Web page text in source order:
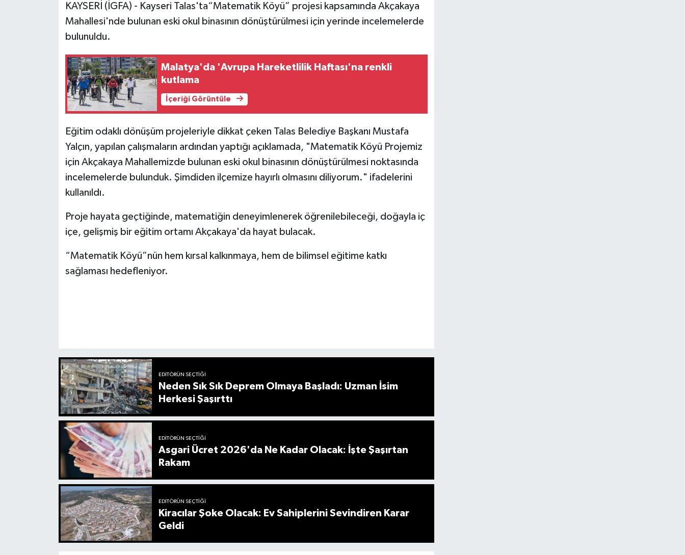
KAYSERİ (İGFA) - Kayseri Talas'ta“Matematik Köyü” projesi kapsamında Akçakaya
Mahallesi'nde bulunan eski okul binasının dönüştürülmesi için yerinde incelemelerde
bulunuldu.
Malatya'da 'Avrupa Hareketlilik Haftası'na renkli
kutlama
İçeriği Görüntüle
Eğitim odaklı dönüşüm projeleriyle dikkat çeken Talas Belediye Başkanı Mustafa
Yalçın, yapılan çalışmaların ardından yaptığı açıklamada, "Matematik Köyü Projemiz
için Akçakaya Mahallemizde bulunan eski okul binasının dönüştürülmesi noktasında
incelemelerde bulunduk. Şimdiden ilçemize hayırlı olmasını diliyorum." ifadelerini
kullanıldı.
Proje hayata geçtiğinde, matematiğin deneyimlenerek öğrenilebileceği, doğayla iç
içe, gelişmiş bir eğitim ortamı Akçakaya'da hayat bulacak.
“Matematik Köyü”nün hem kırsal kalkınmaya, hem de bilimsel eğitime katkı
sağlaması hedefleniyor.
EDITÖRÜN SEÇTIĞI
Neden Sık Sık Deprem Olmaya Başladı: Uzman İsim
Herkesi Şaşırttı
EDITÖRÜN SEÇTIĞI
Asgari Ücret 2026'da Ne Kadar Olacak: İşte Şaşırtan
Rakam
EDITÖRÜN SEÇTIĞI
Kiracılar Şoke Olacak: Ev Sahiplerini Sevindiren Karar
Geldi